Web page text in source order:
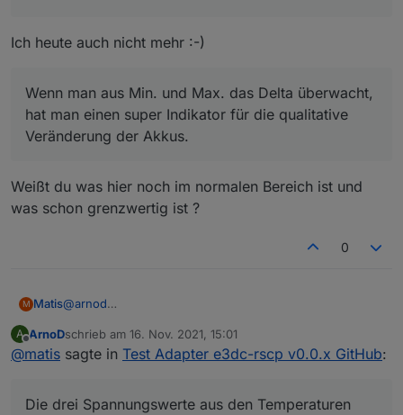
Wenn es das Batteriemanagement nicht mehr schafft das
überdurchschnittlich (letzte Zeile).
Ich heute auch nicht mehr :-)
Wenn man aus Min. und Max. das Delta überwacht,
hat man einen super Indikator für die qualitative
Veränderung der Akkus.
Weißt du was hier noch im normalen Bereich ist und
was schon grenzwertig ist ?
0
M Matis@arnod
:)
Hab mir mal die Bat. angeschaut. Die drei
Spannungswerte aus den Temperaturen sind übrigens
nur für die LG Batterien)
A
Offline
ArnoDschrieb am 16. Nov. 2021, 15:01
zuletzt editiert von
@matis sagte in Test Adapter e3dc-rscp v0.0.x GitHub:
Die drei Spannungswerte aus den Temperaturen